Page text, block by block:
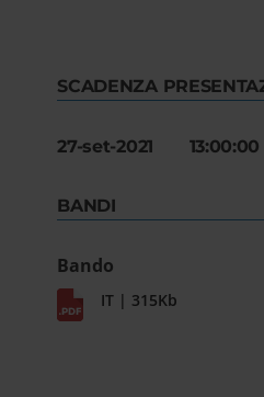
SCADENZA
27-set-2021 13:00:00
BANDI
Bando
IT | 315Kb